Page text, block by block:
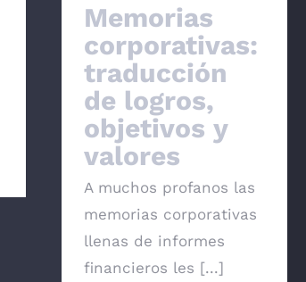
Memorias
corporativas:
traducción
de logros,
objetivos y
valores
A muchos profanos las
memorias corporativas
llenas de informes
financieros les [...]